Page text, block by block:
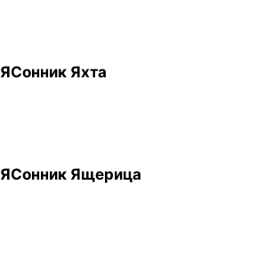
ЯСонник Яхта
ЯСонник Ящерица